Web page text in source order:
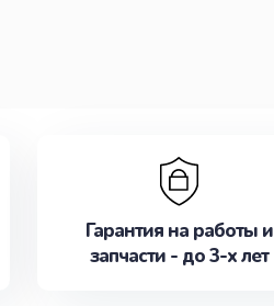
Гарантия на работы и
запчасти - до 3-х лет